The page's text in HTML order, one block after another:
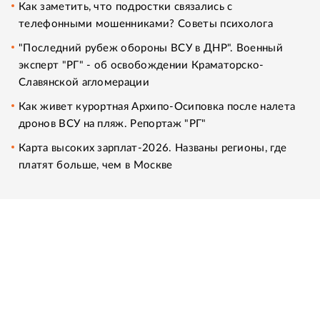
Как заметить, что подростки связались с
телефонными мошенниками? Советы психолога
"Последний рубеж обороны ВСУ в ДНР". Военный
эксперт "РГ" - об освобождении Краматорско-
Славянской агломерации
Как живет курортная Архипо-Осиповка после налета
дронов ВСУ на пляж. Репортаж "РГ"
Карта высоких зарплат-2026. Названы регионы, где
платят больше, чем в Москве